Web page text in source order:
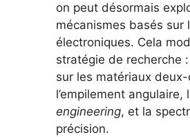
on peut désormais
mécanismes basés sur
électroniques. Cela
stratégie de recherche
sur les matériaux
l’empilement angulaire,
engineering, et la
précision.